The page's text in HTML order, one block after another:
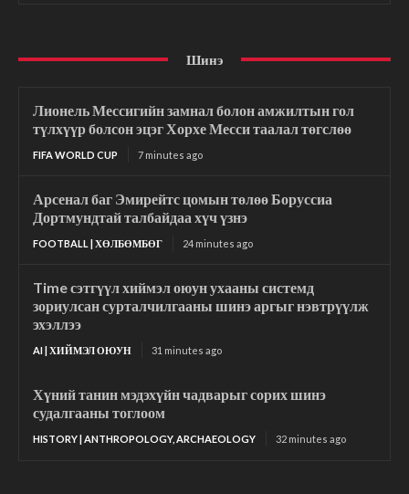
Шинэ
Лионель Мессигийн замнал болон амжилтын гол
түлхүүр болсон эцэг Хорхе Месси таалал төгслөө
FIFA WORLD CUP 7 minutes ago
Арсенал баг Эмирейтс цомын төлөө Боруссиа
Дортмундтай талбайдаа хүч үзнэ
FOOTBALL | ХӨЛБӨМБӨГ 24 minutes ago
Time сэтгүүл хиймэл оюун ухааны системд
зориулсан сурталчилгааны шинэ аргыг нэвтрүүлж
эхэллээ
AI | ХИЙМЭЛ ОЮУН 31 minutes ago
Хүний танин мэдэхүйн чадварыг сорих шинэ
судалгааны тоглоом
HISTORY | ANTHROPOLOGY, ARCHAEOLOGY 32 minutes ago